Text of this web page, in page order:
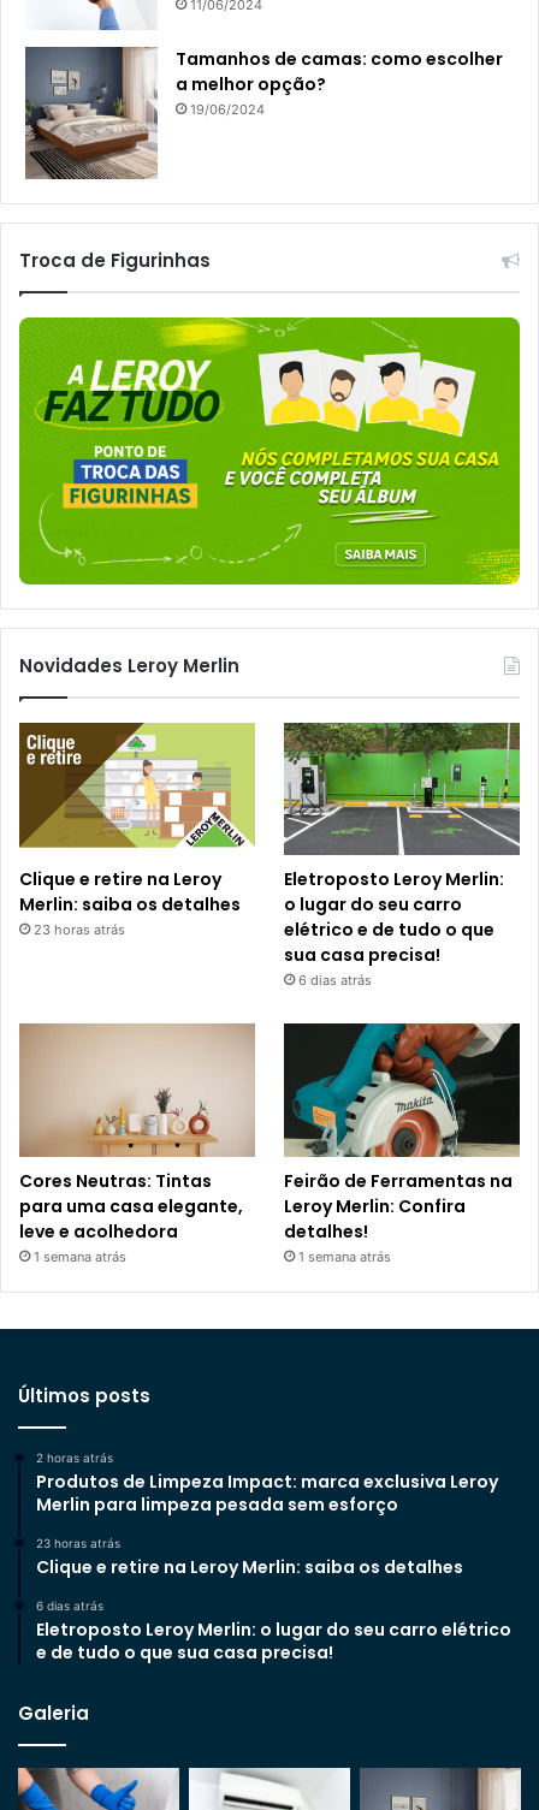
11/06/2024
Tamanhos de camas: como escolher
a melhor opção?
19/06/2024
Troca de Figurinhas
Novidades Leroy Merlin
Clique e retire na Leroy
Merlin: saiba os detalhes
23 horas atrás
Eletroposto Leroy Merlin:
o lugar do seu carro
elétrico e de tudo o que
sua casa precisa!
6 dias atrás
Cores Neutras: Tintas
para uma casa elegante,
leve e acolhedora
1 semana atrás
Feirão de Ferramentas na
Leroy Merlin: Confira
detalhes!
1 semana atrás
Últimos posts
2 horas atrás
Produtos de Limpeza Impact: marca exclusiva Leroy
Merlin para limpeza pesada sem esforço
23 horas atrás
Clique e retire na Leroy Merlin: saiba os detalhes
6 dias atrás
Eletroposto Leroy Merlin: o lugar do seu carro elétrico
e de tudo o que sua casa precisa!
Galeria